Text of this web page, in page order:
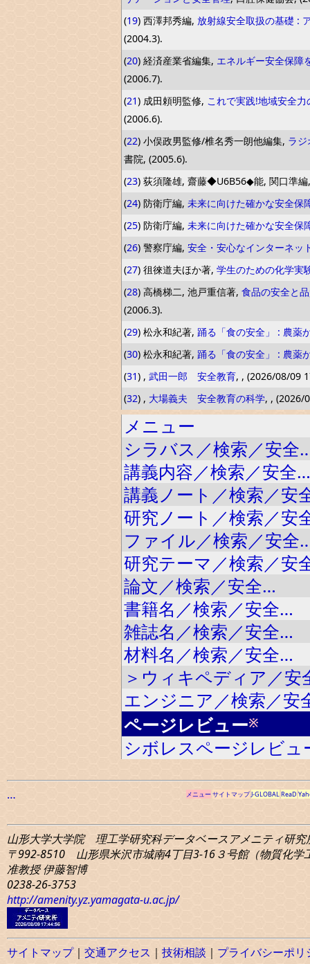
(19) 西澤邦秀編, 放射線安全取扱の基礎 :
(2004.3).
(20) 経済産業省編集, エネルギー安全保障
(2006.7).
(21) 成田頼明監修, これで実践!地域安全
(2006.6).
(22) 小俣政男監修/椎名秀一朗他編集, ラ
書院, (2005.6).
(23) 荻須隆雄, 齋藤◆U6B56◆能, 関口準
(24) 防衛庁編, 未来に向けた確かな安全保
(25) 防衛庁編, 未来に向けた確かな安全保
(26) 警察庁編, 安全・安心なインターネッ
(27) 徂徠道夫ほか著, 学生のための化学実
(28) 高橋梯二, 池戸重信著, 食品の安全と
(2006.3).
(29) 松永和紀著, 踊る「食の安全」 : 農薬
(30) 松永和紀著, 踊る「食の安全」 : 農薬
(31) , 武田一郎 安全教育, , (2026/08/09
(32) , 大場義夫 安全教育の科学, , (2026/
メニュー
シラバス／検索／安全
講義内容／検索／安全…
講義ノート／検索／安
研究ノート／検索／安
ファイル／検索／安全
研究テーマ／検索／安
論文／検索／安全…
書籍名／検索／安全…
雑誌名／検索／安全…
材料名／検索／安全…
＞ウィキペディア／安
エンジニア／検索／安
ページレビュー※
シボレスページレビ
… メニューサイトマップJ-GLOBALReaD
山形大学大学院 理工学研究科データベースアメニティ研究
〒992-8510 山形県米沢市城南4丁目3-16３号館（物質化学
准教授 伊藤智博
0238-26-3753
http://amenity.yz.yamagata-u.ac.jp/
サイトマップ｜ 交通アクセス ｜ 技術相談 ｜ プライバシーポリ